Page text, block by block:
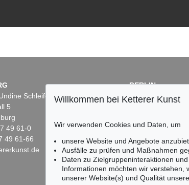
Schleifer
5
49 61-0
49 61-66
BERLIN
Dr. Simone Wiechers
Tel.: +49 (0)30 88 67 53-63
Fax: +49 (0)30 88 67 56-43
infoberlin@kettererkunst.de
Willkommen bei Ketterer Kunst
Wir verwenden Cookies und Daten, um
unsere Website und Angebote
Ausfälle zu prüfen und Maßnahmen
Daten zu Zielgruppeninteraktionen
Informationen möchten wir verstehen,
unserer Website(s) und Qualität